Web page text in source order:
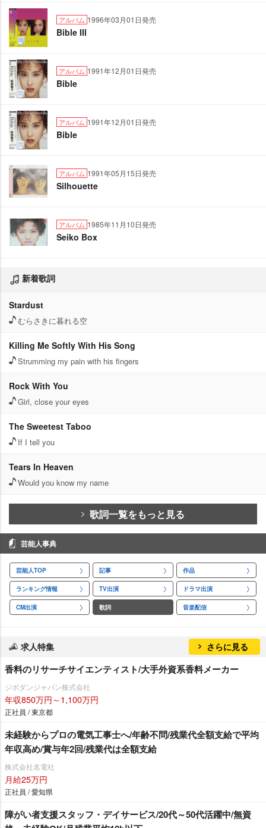
アルバム 1996年03月01日発売
Bible III
アルバム 1991年12月01日発売
Bible
アルバム 1991年12月01日発売
Bible
アルバム 1991年05月15日発売
Silhouette
アルバム 1985年11月10日発売
Seiko Box
新着歌詞
Stardust
むらさきに暮れる空
Killing Me Softly With His Song
Strumming my pain with his fingers
Rock With You
Girl, close your eyes
The Sweetest Taboo
If I tell you
Tears In Heaven
Would you know my name
歌詞一覧をもっと見る
芸能人事典
芸能人TOP 記事 作品
ランキング情報 TV出演 ドラマ出演
CM出演 歌詞 音楽配信
求人特集 さらに見る
香料のリサーチサイエンティスト/大手外資系香料メーカー
ジボダンジャパン株式会社
年収850万円～1,100万円
正社員 / 東京都
未経験からプロの電気工事士へ/年齢不問/残業代全額支給で平均
年収高め/賞与年2回/残業代は全額支給
株式会社名電社
月給25万円
正社員 / 愛知県
障がい者支援スタッフ・デイサービス/20代～50代活躍中/無資